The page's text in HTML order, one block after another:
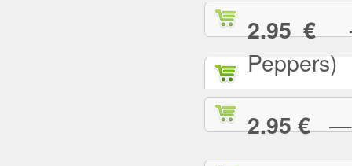
2.95 €—
Peppers)
2.95 €—